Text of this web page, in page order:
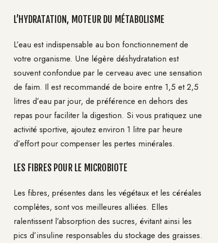
L’HYDRATATION, MOTEUR DU MÉTABOLISME
L’eau est indispensable au bon fonctionnement de
votre organisme. Une légère déshydratation est
souvent confondue par le cerveau avec une sensation
de faim. Il est recommandé de boire entre 1,5 et 2,5
litres d’eau par jour, de préférence en dehors des
repas pour faciliter la digestion. Si vous pratiquez une
activité sportive, ajoutez environ 1 litre par heure
d’effort pour compenser les pertes minérales.
LES FIBRES POUR LE MICROBIOTE
Les fibres, présentes dans les végétaux et les céréales
complètes, sont vos meilleures alliées. Elles
ralentissent l’absorption des sucres, évitant ainsi les
pics d’insuline responsables du stockage des graisses.